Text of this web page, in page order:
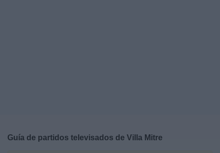
Guía de partidos televisados de Villa Mitre
Noticias